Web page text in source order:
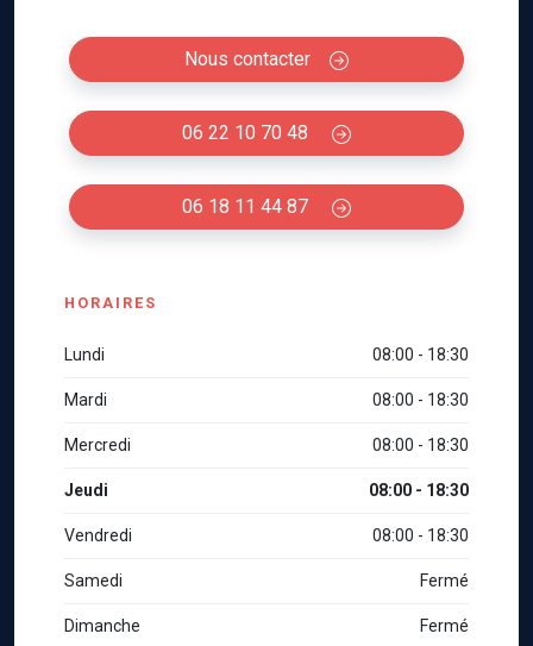
Nous contacter
06 22 10 70 48
06 18 11 44 87
HORAIRES
Lundi 08:00 - 18:30
Mardi 08:00 - 18:30
Mercredi 08:00 - 18:30
Jeudi 08:00 - 18:30
Vendredi 08:00 - 18:30
Samedi Fermé
Dimanche Fermé